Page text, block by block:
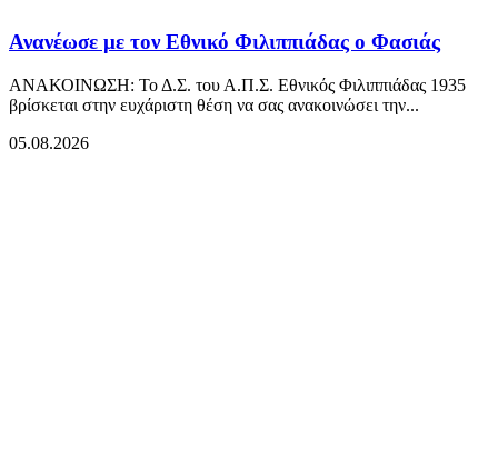
Ανανέωσε με τον Εθνικό Φιλιππιάδας ο Φασιάς
ΑΝΑΚΟΙΝΩΣΗ: Το Δ.Σ. του Α.Π.Σ. Εθνικός Φιλιππιάδας 1935
βρίσκεται στην ευχάριστη θέση να σας ανακοινώσει την...
05.08.2026